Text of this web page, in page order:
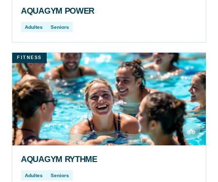
AQUAGYM POWER
Adultes Seniors
FITNESS
AQUAGYM RYTHME
Adultes Seniors